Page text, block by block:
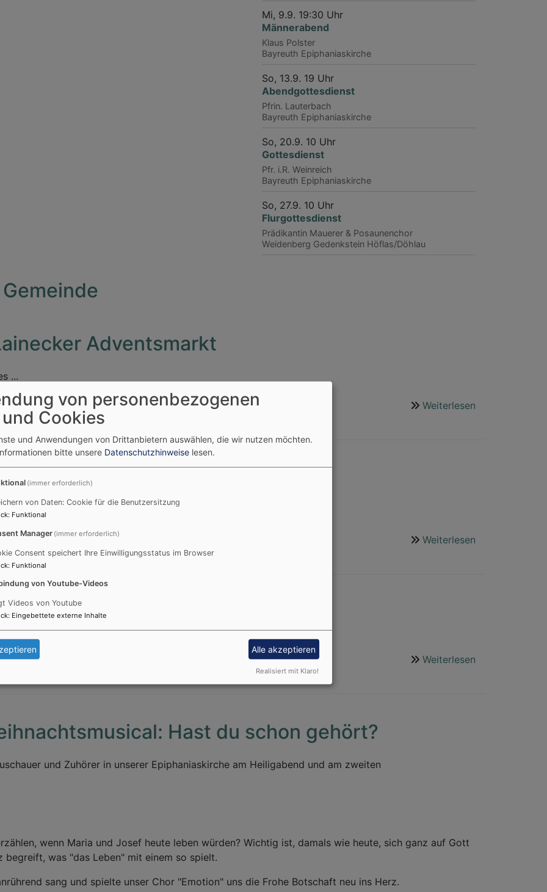
Mi, 9.9. 19:30 Uhr
Männerabend
Klaus Polster
Bayreuth Epiphaniaskirche
So, 13.9. 19 Uhr
Abendgottesdienst
Pfrin. Lauterbach
Bayreuth Epiphaniaskirche
So, 20.9. 10 Uhr
Gottesdienst
Pfr. i.R. Weinreich
Bayreuth Epiphaniaskirche
So, 27.9. 10 Uhr
Flurgottesdienst
Prädikantin Mauerer & Posaunenchor
Weidenberg Gedenkstein Höflas/Döhlau
Adventsmarkt
...
Weiterlesen
Weiterlesen
Weiterlesen
Hast du schon gehört?
und Zuhörer in unserer Epiphaniaskirche am Heiligabend und am zweiten
wenn Maria und Josef heute leben würden? Wichtig ist, damals wie heute, sich ganz auf Gott
was "das Leben" mit einem so spielt.
sang und spielte unser Chor "Emotion" uns die Frohe Botschaft neu ins Herz.
von personenbezogenen
Cookies
und Anwendungen von Drittanbietern auswählen, die wir nutzen möchten.
bitte unsere Datenschutzhinweise lesen.
(immer erforderlich)
von Daten: Cookie für die Benutzersitzung
: Funktional
Manager (immer erforderlich)
Consent speichert Ihre Einwilligungsstatus im Browser
: Funktional
von Youtube-Videos
Videos von Youtube
: Eingebettete externe Inhalte
Alle akzeptieren
Realisiert mit Klaro!